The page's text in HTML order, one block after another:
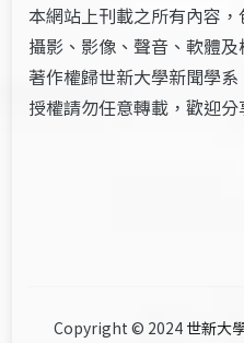
本網站上刊載之所有內容
攝影、影像、聲音、軟體
著作權歸世新大學新聞學
授權請勿任意轉載，歡迎分
Copyright © 2024 世新大